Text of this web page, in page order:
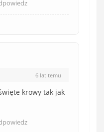
6 lat temu
krowy tak jak